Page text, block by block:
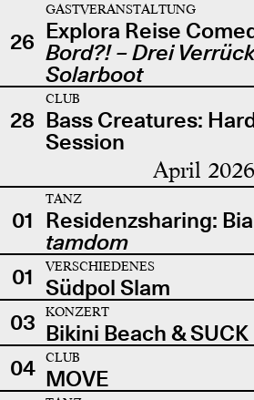
26
GASTVERANSTALTUNG
Explora Reise
Bord?! – Drei
Solarboot
28
CLUB
Bass Creatures:
Session
April 2026
01
TANZ
Residenzsharing:
tamdom
01
VERSCHIEDENES
Südpol Slam
03
KONZERT
Bikini Beach & SUCK
04
CLUB
MOVE